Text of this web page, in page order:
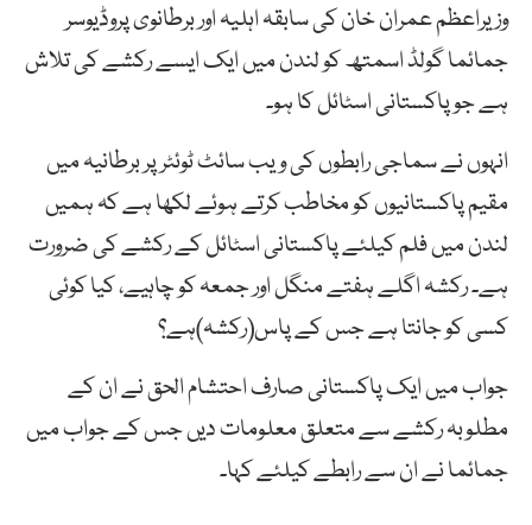
وزیراعظم عمران خان کی سابقہ اہلیہ اور برطانوی پروڈیوسر
جمائما گولڈ اسمتھ کو لندن میں ایک ایسے رکشے کی تلاش
ہے جو پاکستانی اسٹائل کا ہو۔
انہوں نے سماجی رابطوں کی ویب سائٹ ٹوئٹر پر برطانیہ میں
مقیم پاکستانیوں کو مخاطب کرتے ہوئے لکھا ہے کہ ہمیں
لندن میں فلم کیلئے پاکستانی اسٹائل کے رکشے کی ضرورت
ہے۔ رکشہ اگلے ہفتے منگل اور جمعہ کو چاہیے، کیا کوئی
کسی کو جانتا ہے جس کے پاس(رکشہ)ہے؟
جواب میں ایک پاکستانی صارف احتشام الحق نے ان کے
مطلوبہ رکشے سے متعلق معلومات دیں جس کے جواب میں
جمائما نے ان سے رابطے کیلئے کہا۔